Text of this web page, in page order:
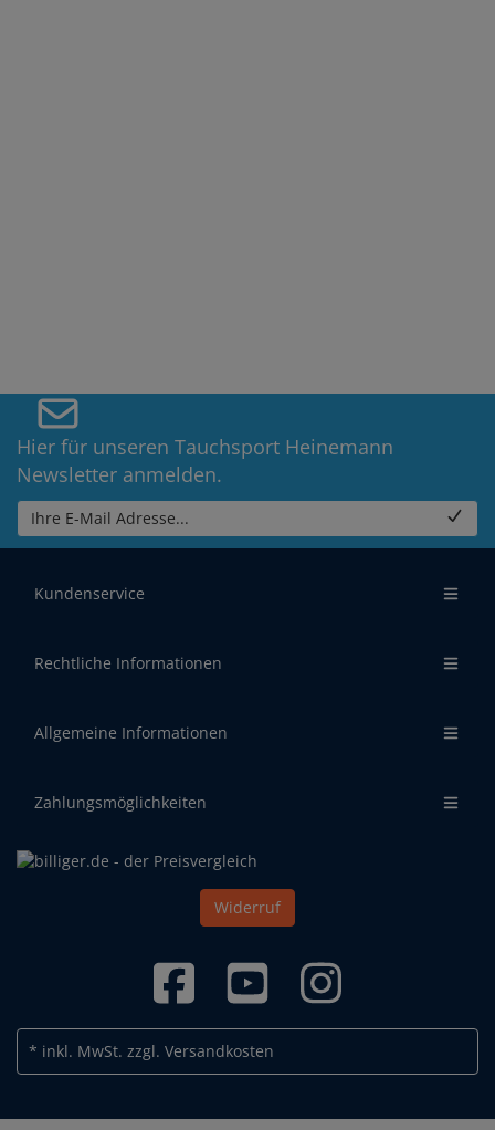
Hier für unseren Tauchsport Heinemann
Newsletter anmelden.
Ihre E-Mail Adresse...
Kundenservice
Rechtliche Informationen
Allgemeine Informationen
Zahlungsmöglichkeiten
Widerruf
* inkl. MwSt. zzgl. Versandkosten